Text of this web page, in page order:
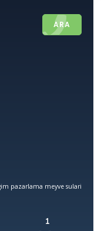
ARA
pazarlama meyve sulari
1